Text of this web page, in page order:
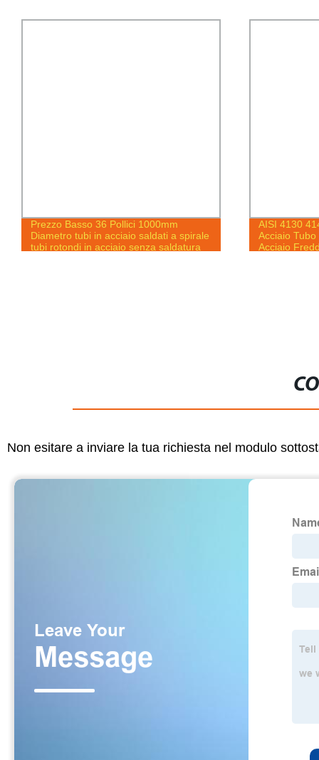
Prezzo Basso 36 Pollici 1000mm
Diametro tubi in acciaio saldati a spirale
tubi rotondi in acciaio senza saldatura
AISI 4130
Acciaio
Acciaio
Non esitare a inviare la tua richiesta nel modulo